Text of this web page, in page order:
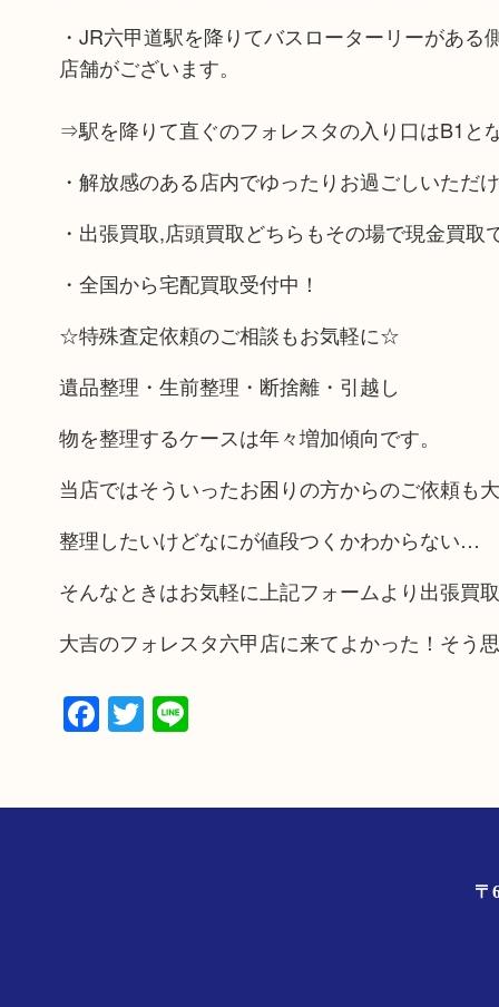
・JR六甲道駅を降りてバスローターリーがあ
店舗がございます。
⇒駅を降りて直ぐのフォレスタの入り口はB1と
・解放感のある店内でゆったりお過ごしいただ
・出張買取,店頭買取どちらもその場で現金買取
・全国から宅配買取受付中！
☆特殊査定依頼のご相談もお気軽に☆
遺品整理・生前整理・断捨離・引越し
物を整理するケースは年々増加傾向です。
当店ではそういったお困りの方からのご依頼も
整理したいけどなにが値段つくかわからない…
そんなときはお気軽に上記フォームより出張買
大吉のフォレスタ六甲店に来てよかった！そう
Facebook
Twitter
Line
〒